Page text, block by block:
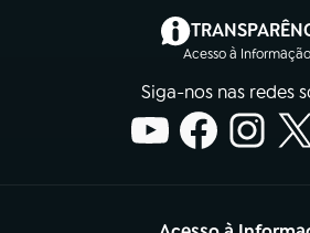
Acesso à Informação
(abre
Siga-nos nas redes